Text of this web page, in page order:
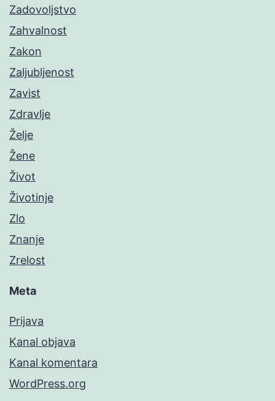
Zadovoljstvo
Zahvalnost
Zakon
Zaljubljenost
Zavist
Zdravlje
Želje
Žene
Život
Životinje
Zlo
Znanje
Zrelost
Meta
Prijava
Kanal objava
Kanal komentara
WordPress.org